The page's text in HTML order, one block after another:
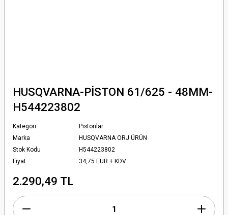
HUSQVARNA-PİSTON 61/625 - 48MM-
H544223802
Kategori
Pistonlar
Marka
HUSQVARNA ORJ ÜRÜN
Stok Kodu
H544223802
Fiyat
34,75 EUR + KDV
2.290,49 TL